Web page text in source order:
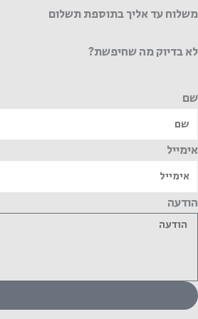
משלוח עד אליך בתוספת תשלום
לא בדיוק מה שחיפשת?
שם
אימייל
הודעה